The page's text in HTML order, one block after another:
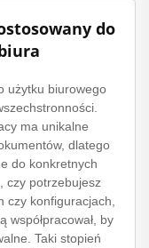
do
użytku biurowego
ma unikalne
dlatego
do konkretnych
czy potrzebujesz
czy konfiguracjach,
współpracował, by
Taki stopień